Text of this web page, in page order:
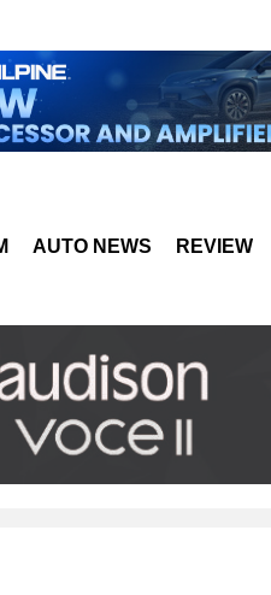
AUTO NEWS REVIEW